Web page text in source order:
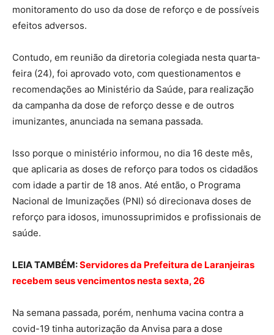
monitoramento do uso da dose de reforço e de possíveis
efeitos adversos.
Contudo, em reunião da diretoria colegiada nesta quarta-
feira (24), foi aprovado voto, com questionamentos e
recomendações ao Ministério da Saúde, para realização
da campanha da dose de reforço desse e de outros
imunizantes, anunciada na semana passada.
Isso porque o ministério informou, no dia 16 deste mês,
que aplicaria as doses de reforço para todos os cidadãos
com idade a partir de 18 anos. Até então, o Programa
Nacional de Imunizações (PNI) só direcionava doses de
reforço para idosos, imunossuprimidos e profissionais de
saúde.
LEIA TAMBÉM:Servidores da Prefeitura de Laranjeiras
recebem seus vencimentos nesta sexta, 26
Na semana passada, porém, nenhuma vacina contra a
covid-19 tinha autorização da Anvisa para a dose